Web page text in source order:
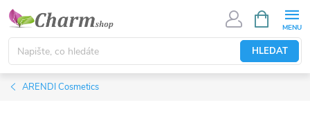
Přejít
obsah
HLEDAT
NÁKUPNÍ
KOŠÍK
ARENDI Cosmetics